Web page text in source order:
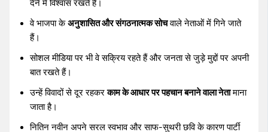
देने में विश्वास रखते हैं।
वे भाजपा केअनुशासित और संगठनात्मक सोचवाले नेताओं में गिने जाते
हैं।
सोशल मीडिया पर भी वे सक्रिय रहते हैं और जनता से जुड़े मुद्दों पर अपनी
बात रखते हैं।
उन्हें विवादों से दूर रहकरकाम के आधार पर पहचान बनाने वाला नेतामाना
जाता है।
नितिन नवीन अपने सरल स्वभाव और साफ-सुथरी छवि के कारण पार्टी